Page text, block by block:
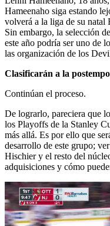
Hameenaho siga estando
volverá a la liga de su natal
Sin embargo, la selección
este año podría ser uno de
las organización de los
Clasificarán a la
Continúan el proceso.
De lograrlo, pareciera que
los Playoffs de la Stanley
más allá. Es por ello que
desarrollo de este grupo;
Hischier y el resto del
adquisiciones y cómo